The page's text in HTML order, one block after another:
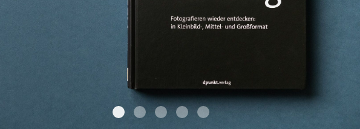
20190107 120011 Absolut Analog 3456
20190107 120356 Absolut Analog 3464
20190107 120742 Absolut Analog 3476
20190107 120802 Absolut Analog 3477
20190107 120904 Absolut Analog 3480